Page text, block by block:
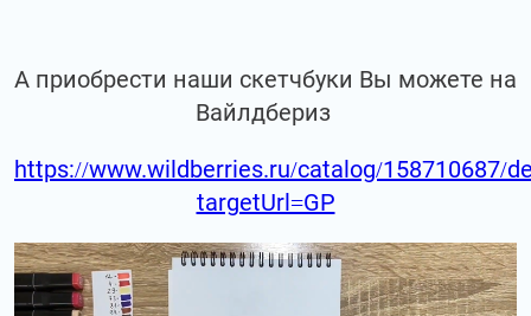
А приобрести наши скетчбуки Вы можете на
Вайлдбериз
https://www.wildberries.ru/catalog/158710687/
targetUrl=GP